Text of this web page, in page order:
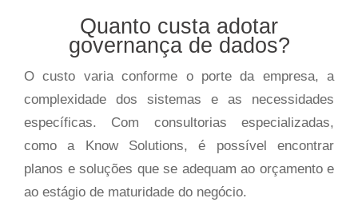
Quanto custa adotar
governança de dados?
O custo varia conforme o porte da empresa, a
complexidade dos sistemas e as necessidades
específicas. Com consultorias especializadas,
como a Know Solutions, é possível encontrar
planos e soluções que se adequam ao orçamento e
ao estágio de maturidade do negócio.